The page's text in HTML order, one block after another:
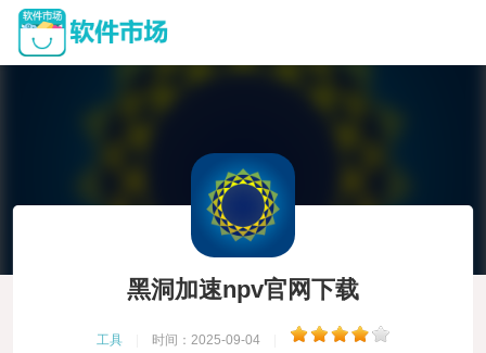
黑洞加速npv官网下载
工具 时间：2025-09-04